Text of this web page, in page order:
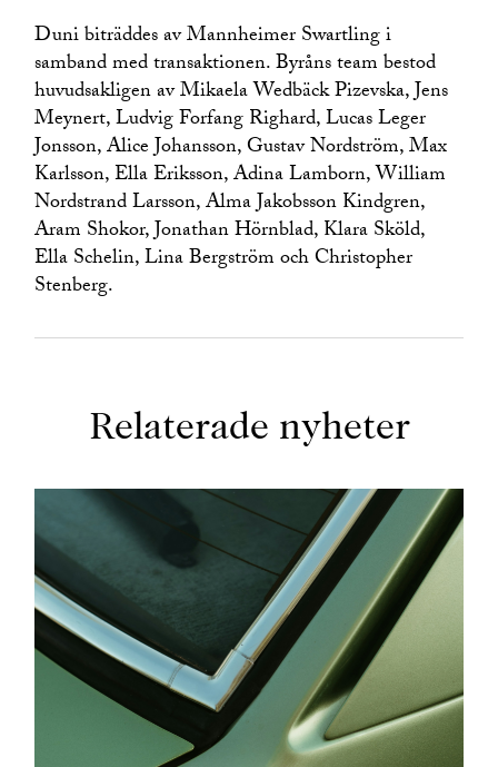
Duni biträddes av Mannheimer Swartling i
samband med transaktionen. Byråns team bestod
huvudsakligen av Mikaela Wedbäck Pizevska, Jens
Meynert, Ludvig Forfang Righard, Lucas Leger
Jonsson, Alice Johansson, Gustav Nordström, Max
Karlsson, Ella Eriksson, Adina Lamborn, William
Nordstrand Larsson, Alma Jakobsson Kindgren,
Aram Shokor, Jonathan Hörnblad, Klara Sköld,
Ella Schelin, Lina Bergström och Christopher
Stenberg.
Relaterade nyheter